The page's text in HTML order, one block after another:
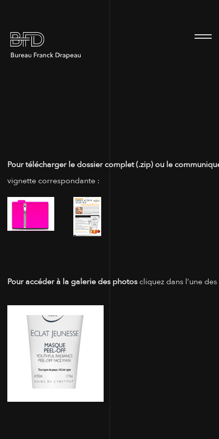
Pour télécharger le dossier complet (.zip) ou le
vignette correspondante :
Pour accéder à la galerie des photos cliquez dans l’une